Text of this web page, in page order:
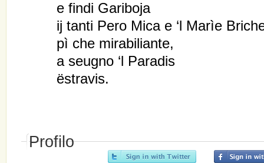
e findi Gariboja
ij tanti Pero Mica e ‘l Marìe
pì che mirabiliante,
a seugno ‘l Paradis
ëstravis.
Profilo